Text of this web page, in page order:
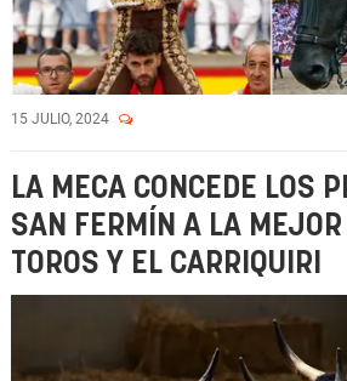
15 JULIO, 2024
LA MECA CONCEDE LOS
SAN FERMÍN A LA MEJOR
TOROS Y EL CARRIQUIRI